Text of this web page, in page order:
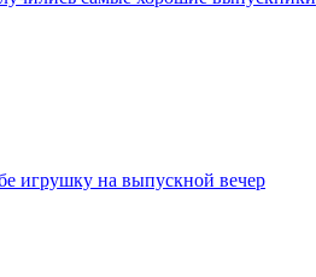
игрушку на выпускной вечер